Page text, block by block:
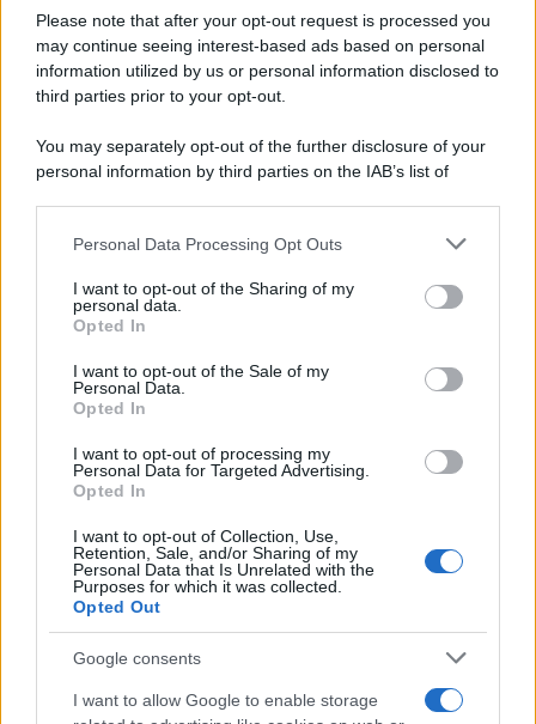
Please note that after your opt-out request is processed you
may continue seeing interest-based ads based on personal
information utilized by us or personal information disclosed to
third parties prior to your opt-out.
You may separately opt-out of the further disclosure of your
personal information by third parties on the IAB’s list of
This information may also be disclosed by us to third parties
disclose it to other third parties.
Please note that this website/app uses one or more Google
services and may gather and store information including but
not limited to your visit or usage behaviour. You may click to
grant or deny consent to Google and its third-party tags to
consent section.
Personal Data Processing Opt Outs
I want to opt-out of the Sharing of my
personal data.
Opted In
I want to opt-out of the Sale of my
Personal Data.
Opted In
I want to opt-out of processing my
Personal Data for Targeted Advertising.
Opted In
I want to opt-out of Collection, Use,
Retention, Sale, and/or Sharing of my
Personal Data that Is Unrelated with the
Purposes for which it was collected.
Opted Out
Google consents
I want to allow Google to enable storage
Home Magazine 365
Cineverse Magazine
SecondHomeMagazine
InvestirMag
Germania
News Hub UK
Lgbtq News
Olanda
Investeren 24
NL Newz